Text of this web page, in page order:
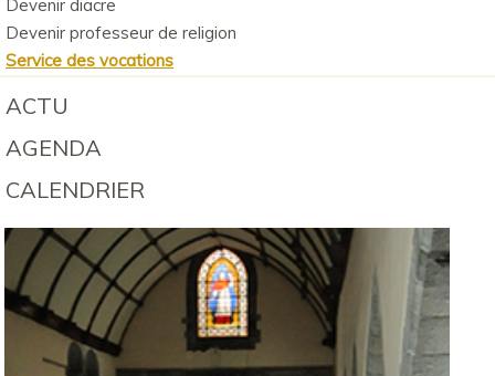
Devenir diacre
Devenir professeur de religion
Service des vocations
ACTU
AGENDA
CALENDRIER